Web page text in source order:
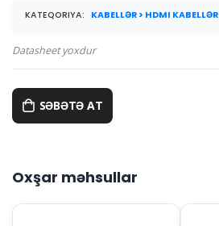
KATEQORIYA: KABELLƏR > HDMI KABELLƏR
Datasheet yoxdur
SƏBƏTƏ AT
Oxşar məhsullar